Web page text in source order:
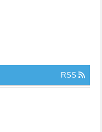
RSS